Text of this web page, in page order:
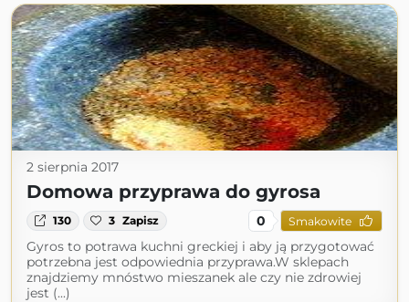
2 sierpnia 2017
Domowa przyprawa do gyrosa
130 3 Zapisz 0 Smakowite
Gyros to potrawa kuchni greckiej i aby ją przygotować
potrzebna jest odpowiednia przyprawa.W sklepach
znajdziemy mnóstwo mieszanek ale czy nie zdrowiej
jest (...)